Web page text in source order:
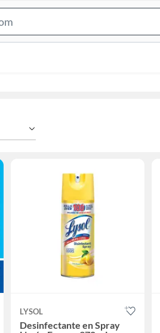
Bar
LYSOL
Desinfectante en Spray